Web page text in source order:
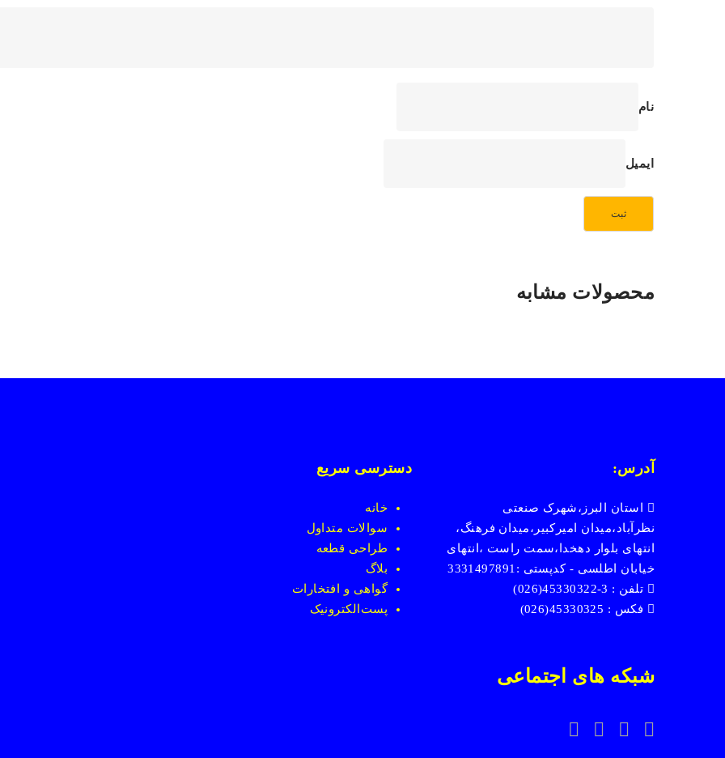
نام
ایمیل
محصولات مشابه
دسترسی سریع
خانه
سوالات متداول
طراحی قطعه
بلاگ
گواهی و افتخارات
پست الکترونیک
آدرس:
استان البرز،شهرک صنعتی
نظرآباد،میدان امیرکبیر،میدان فرهنگ،
انتهای بلوار دهخدا،سمت راست ،انتهای
خیابان اطلسی - کدپستی :3331497891
تلفن : 3-45330322(026)
فکس : 45330325(026)
شبکه های اجتماعی